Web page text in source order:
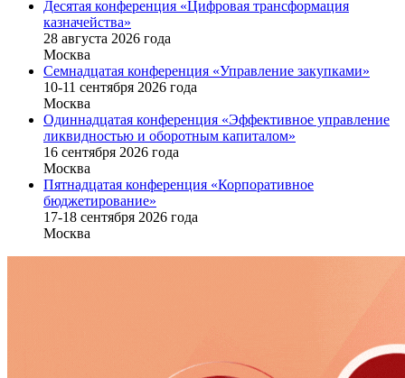
Десятая конференция «Цифровая трансформация
казначейства»
28 августа 2026 года
Москва
Семнадцатая конференция «Управление закупками»
10-11 сентября 2026 года
Москва
Одиннадцатая конференция «Эффективное управление
ликвидностью и оборотным капиталом»
16 cентября 2026 года
Москва
Пятнадцатая конференция «Корпоративное
бюджетирование»
17-18 сентября 2026 года
Москва